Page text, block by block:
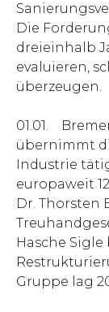
Die
dreieinhalb
evaluieren,
überzeugen.
01.01.
übernimmt
Industrie
europaweit
Dr. Thorsten
Hasche Sigle
Gruppe lag